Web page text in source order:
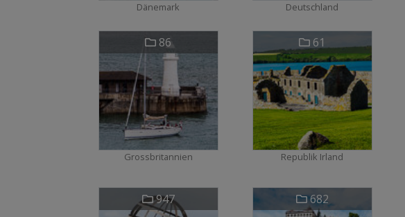
Dänemark Deutschland
86
Grossbritannien
61
Republik Irland
947 682